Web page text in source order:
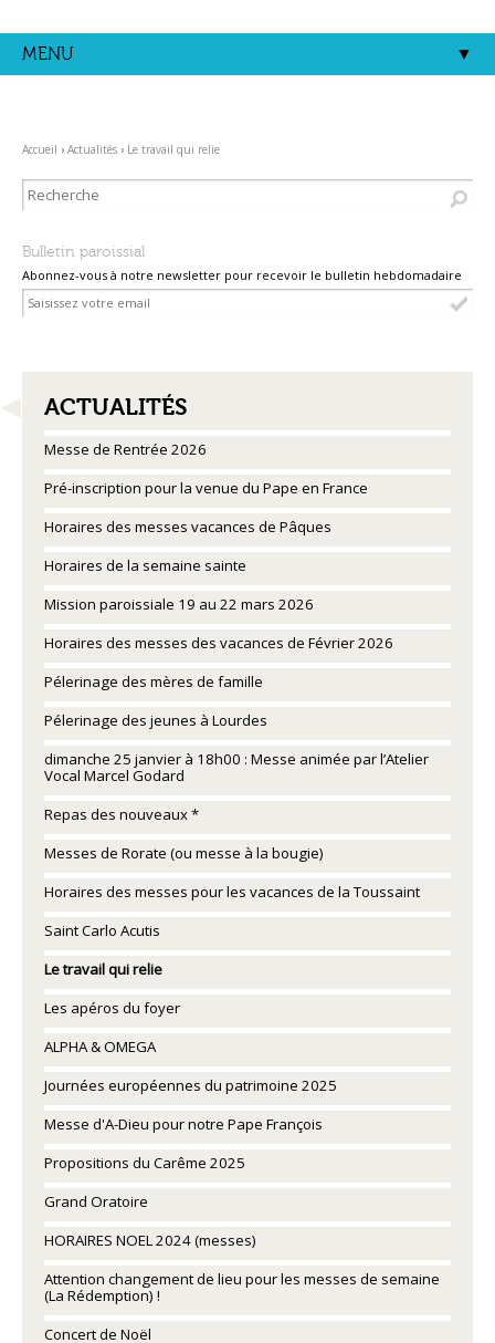
contenu.
|
MENU
Accueil › Actualités › Le travail qui relie
Bulletin paroissial
Abonnez-vous à notre newsletter pour recevoir le bulletin hebdomadaire
NAVIGATION
ACTUALITÉS
Messe de Rentrée 2026
Pré-inscription pour la venue du Pape en France
Horaires des messes vacances de Pâques
Horaires de la semaine sainte
Mission paroissiale 19 au 22 mars 2026
Horaires des messes des vacances de Février 2026
Pélerinage des mères de famille
Pélerinage des jeunes à Lourdes
dimanche 25 janvier à 18h00 : Messe animée par l’Atelier
Vocal Marcel Godard
Repas des nouveaux *
Messes de Rorate (ou messe à la bougie)
Horaires des messes pour les vacances de la Toussaint
Saint Carlo Acutis
Le travail qui relie
Les apéros du foyer
ALPHA & OMEGA
Journées européennes du patrimoine 2025
Messe d'A-Dieu pour notre Pape François
Propositions du Carême 2025
Grand Oratoire
HORAIRES NOEL 2024 (messes)
Attention changement de lieu pour les messes de semaine
(La Rédemption) !
Concert de Noël